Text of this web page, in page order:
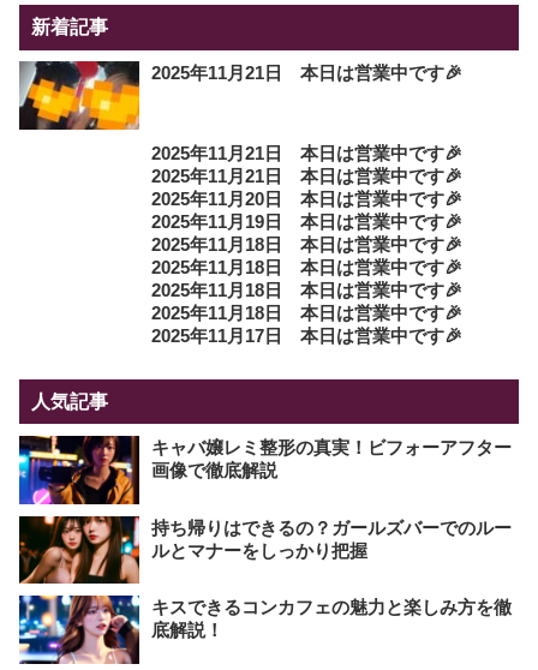
新着記事
2025年11月21日 本日は営業中です🎉
2025年11月21日 本日は営業中です🎉
2025年11月21日 本日は営業中です🎉
2025年11月20日 本日は営業中です🎉
2025年11月19日 本日は営業中です🎉
2025年11月18日 本日は営業中です🎉
2025年11月18日 本日は営業中です🎉
2025年11月18日 本日は営業中です🎉
2025年11月18日 本日は営業中です🎉
2025年11月17日 本日は営業中です🎉
人気記事
キャバ嬢レミ整形の真実！ビフォーアフター
画像で徹底解説
持ち帰りはできるの？ガールズバーでのルー
ルとマナーをしっかり把握
キスできるコンカフェの魅力と楽しみ方を徹
底解説！